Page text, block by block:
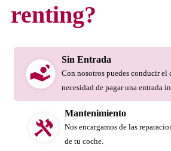
renting?
Sin Entrada
Con nosotros puedes conducir el
necesidad de pagar una entrada
Mantenimiento
Nos encargamos de las
de tu coche.